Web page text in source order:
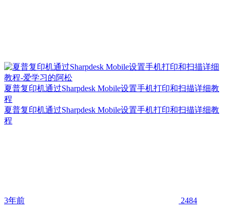
夏普复印机通过Sharpdesk Mobile设置手机打印和扫描详细教
程
夏普复印机通过Sharpdesk Mobile设置手机打印和扫描详细教
程
3年前 2484